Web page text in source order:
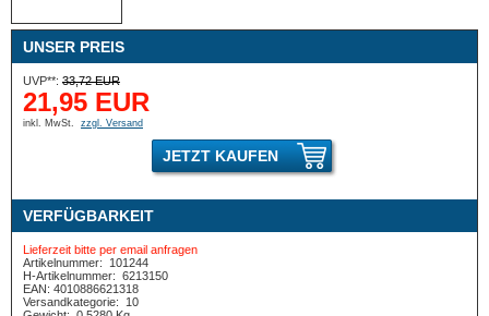
UNSER PREIS
UVP**: 33,72 EUR
21,95 EUR
inkl. MwSt. zzgl. Versand
JETZT KAUFEN
VERFÜGBARKEIT
Lieferzeit bitte per email anfragen
Artikelnummer:
101244
H-Artikelnummer: 6213150
EAN: 4010886621318
Versandkategorie:
10